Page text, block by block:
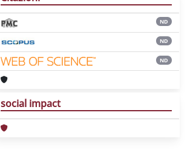
ND
ND
ND
social impact